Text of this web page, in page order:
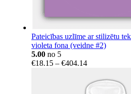
Pateicības uzlīme ar stilizētu
violeta fona (veidne #2)
5.00 no 5
€18.15 – €404.14Price
€18.15
through